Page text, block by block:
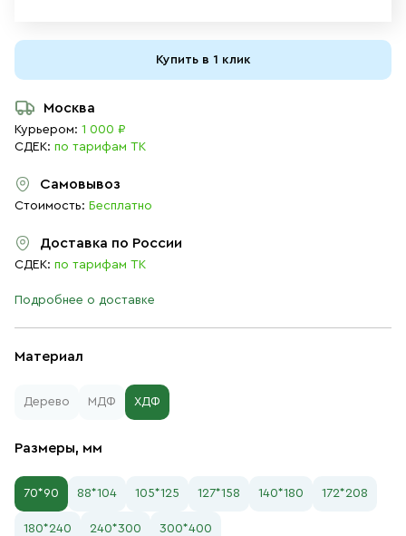
Материал
Дерево МДФ ХДФ
Размеры, мм
70*90 88*104 105*125 127*158 140*180 172*208
180*240 240*300 300*400
Купить в 1 клик
Москва
Курьером: 1 000 ₽
СДЕК: по тарифам ТК
Самовывоз
Стоимость: Бесплатно
Доставка по России
СДЕК: по тарифам ТК
Подробнее о доставке